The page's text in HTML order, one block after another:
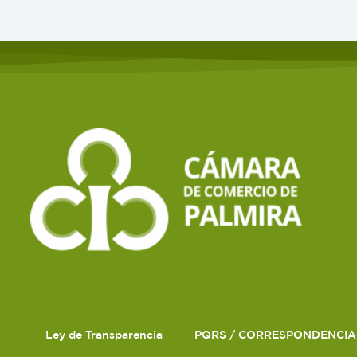
Ley de Transparencia PQRS / CORRESPONDENCIA